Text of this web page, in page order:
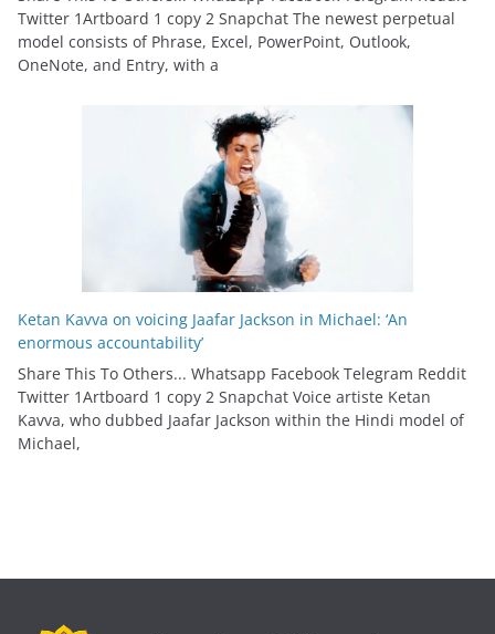
Twitter 1Artboard 1 copy 2 Snapchat The newest perpetual
model consists of Phrase, Excel, PowerPoint, Outlook,
OneNote, and Entry, with a
Ketan Kavva on voicing Jaafar Jackson in Michael: ‘An
enormous accountability’
Share This To Others... Whatsapp Facebook Telegram Reddit
Twitter 1Artboard 1 copy 2 Snapchat Voice artiste Ketan
Kavva, who dubbed Jaafar Jackson within the Hindi model of
Michael,